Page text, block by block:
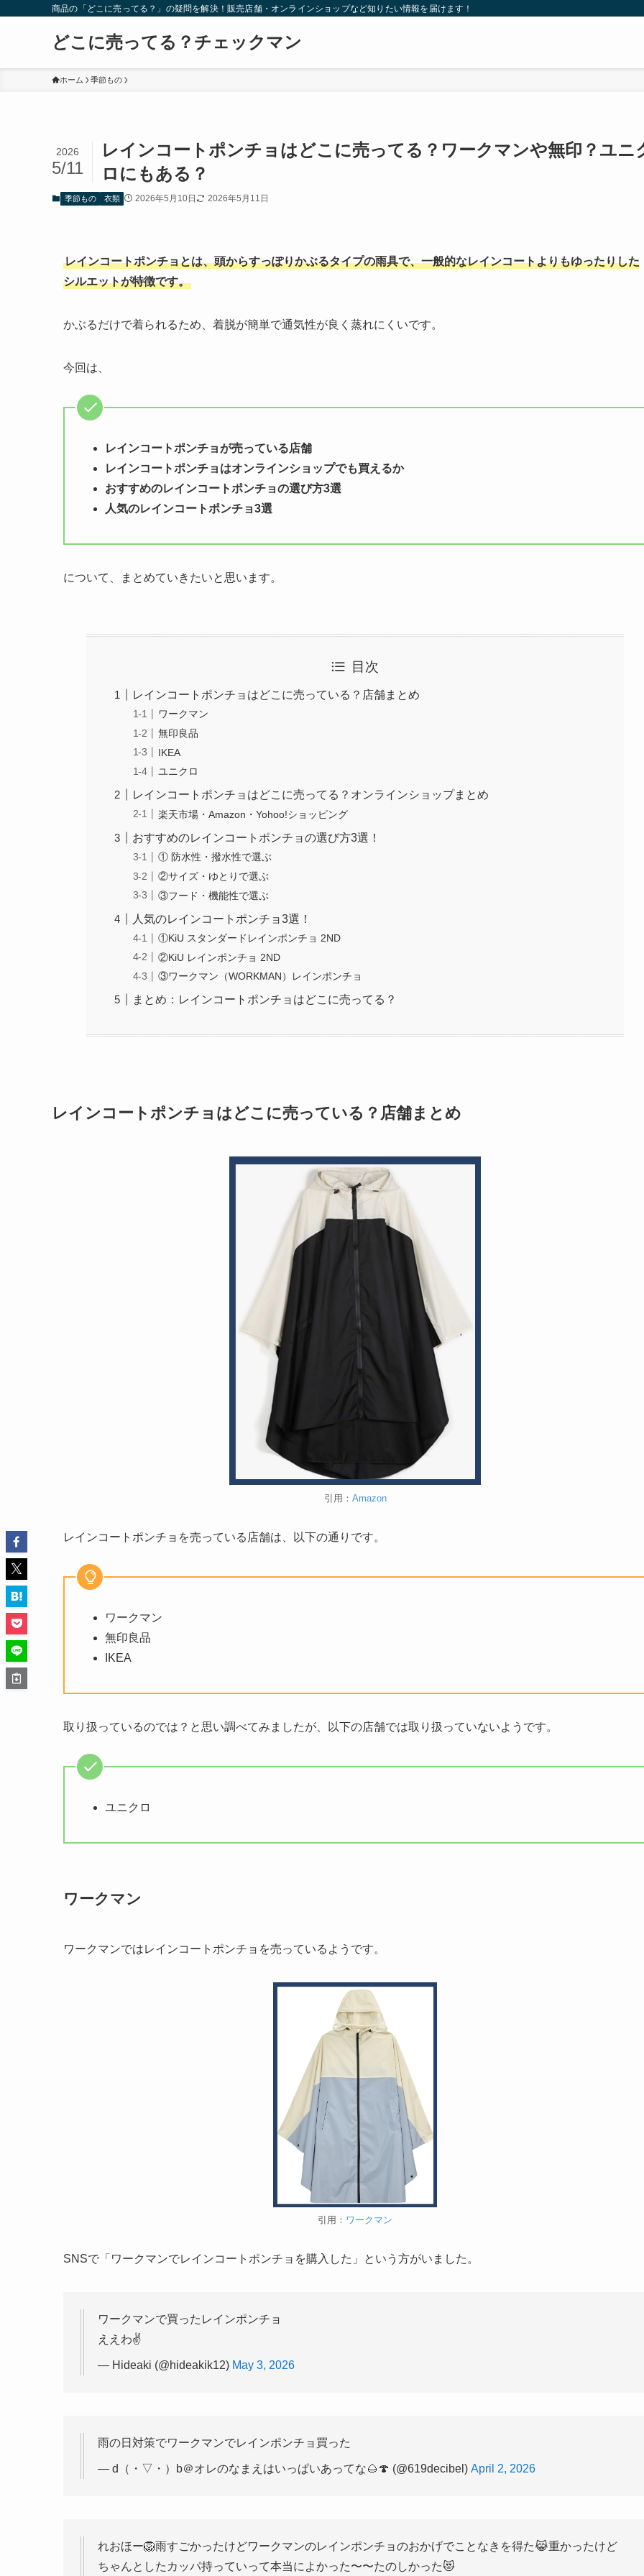
商品の「どこに売ってる？」の疑問を解決！販売店舗・オンラインショップなど知りたい情報を届けます！
どこに売ってる？チェックマン
ホーム 季節もの
レインコートポンチョはどこに売ってる？ワークマンや無印？ユニ
ロにもある？
2026
5/11
季節もの 衣類 2026年5月10日 2026年5月11日
レインコートポンチョとは、頭からすっぽりかぶるタイプの雨具で、一般的なレインコートよりもゆったりした
シルエットが特徴です。
かぶるだけで着られるため、着脱が簡単で通気性が良く蒸れにくいです。
今回は、
レインコートポンチョが売っている店舗
レインコートポンチョはオンラインショップでも買えるか
おすすめのレインコートポンチョの選び方3選
人気のレインコートポンチョ3選
について、まとめていきたいと思います。
目次
レインコートポンチョはどこに売っている？店舗まとめ
ワークマン
無印良品
IKEA
ユニクロ
レインコートポンチョはどこに売ってる？オンラインショップまとめ
楽天市場・Amazon・Yohoo!ショッピング
おすすめのレインコートポンチョの選び方3選！
① 防水性・撥水性で選ぶ
②サイズ・ゆとりで選ぶ
③フード・機能性で選ぶ
人気のレインコートポンチョ3選！
①KiU スタンダードレインポンチョ 2ND
②KiU レインポンチョ 2ND
③ワークマン（WORKMAN）レインポンチョ
まとめ：レインコートポンチョはどこに売ってる？
レインコートポンチョはどこに売っている？店舗まとめ
引用： Amazon
レインコートポンチョを売っている店舗は、以下の通りです。
ワークマン
無印良品
IKEA
取り扱っているのでは？と思い調べてみましたが、以下の店舗では取り扱っていないようです。
ユニクロ
ワークマン
ワークマンではレインコートポンチョを売っているようです。
引用： ワークマン
SNSで「ワークマンでレインコートポンチョを購入した」という方がいました。
ワークマンで買ったレインポンチョ
ええわ✌
— Hideaki (@hideakik12) May 3, 2026
雨の日対策でワークマンでレインポンチョ買った
— d（・▽・）b＠オレのなまえはいっぱいあってな🌰🍄 (@619decibel) April 2, 2026
れおほー🦁雨すごかったけどワークマンのレインポンチョのおかげでことなきを得た😹重かったけど
ちゃんとしたカッパ持っていって本当によかった〜〜たのしかった😻